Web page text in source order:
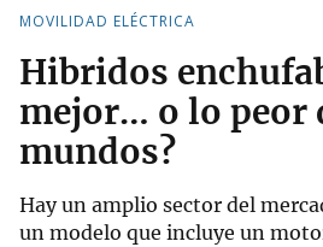
MOVILIDAD ELÉCTRICA
Hibridos
mejor… o lo peor
mundos?
Hay un amplio sector del
un modelo que incluye un